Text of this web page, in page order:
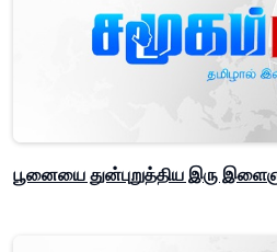
பூனையை துன்புறுத்திய இரு